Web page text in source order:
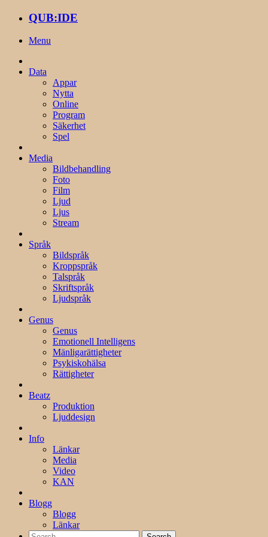
QUB:IDE
Menu
Data
Appar
Nytta
Online
Program
Säkerhet
Spel
Media
Bildbehandling
Foto
Film
Ljud
Ljus
Stream
Språk
Bildspråk
Kroppspråk
Talspråk
Skriftspråk
Ljudspråk
Genus
Genus
Emotionell Intelligens
Mänligarättigheter
Psykiskohälsa
Rättigheter
Beatz
Produktion
Ljuddesign
Info
Länkar
Media
Video
KAN
Blogg
Blogg
Länkar